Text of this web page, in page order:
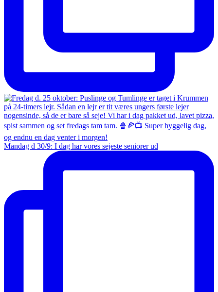
Mandag d 30/9: I dag har vores sejeste seniorer ud